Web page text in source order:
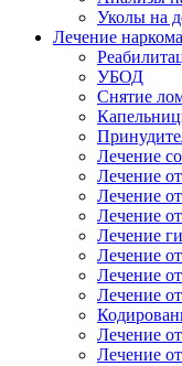
Уколы на
Лечение
УБОД
Снятие
Лечение
Лечение
Лечение
Лечение
Лечение
Лечение
Лечение
Лечение
Лечение
Лечение